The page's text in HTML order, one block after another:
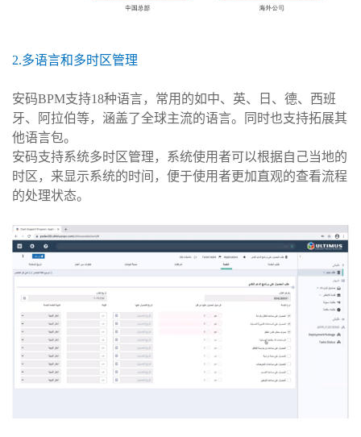
2.多语言和多时区管理
安码BPM支持18种语言，常用的如中、英、日、德、西班
牙、阿拉伯等，涵盖了全球主流的语言。同时也支持拓展其
他语言包。
安码支持系统多时区管理，系统使用者可以根据自己当地的
时区，来显示系统的时间，便于使用者更加直观的查看流程
的处理状态。